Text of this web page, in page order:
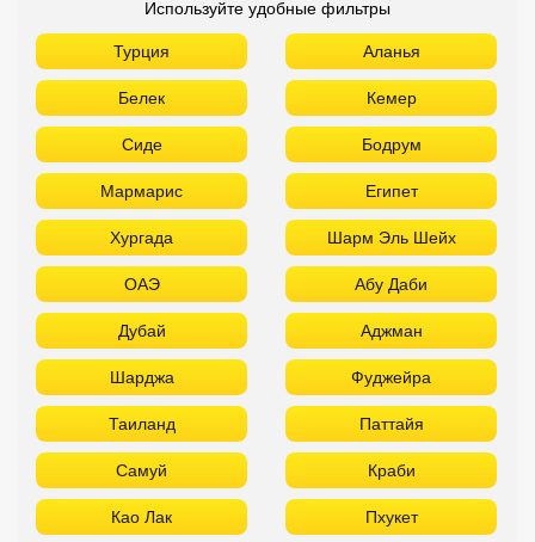
ОАЭ Абу Даби
Дубай Аджман
Шарджа Фуджейра
Таиланд Паттайя
Самуй Краби
Као Лак Пхукет
Вьетнам Нячанг
Фантьет Фукуок
Шри Ланка Куба
Мальдивы Бали